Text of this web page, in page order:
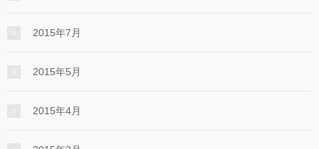
2015年7月
2015年5月
2015年4月